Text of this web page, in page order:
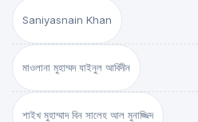
Saniyasnain Khan
মাওলানা মুহাম্মদ যাইনুল আবিদীন
শাইখ মুহাম্মাদ বিন সালেহ আল মুনাজ্জিদ